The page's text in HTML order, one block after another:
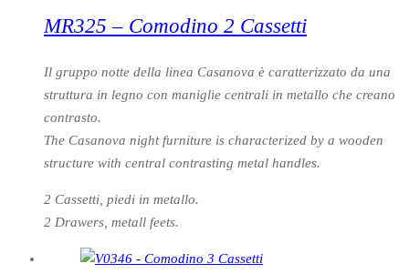
MR325 – Comodino 2 Cassetti
Il gruppo notte della linea Casanova è caratterizzato da una
struttura in legno con maniglie centrali in metallo che creano
contrasto.
The Casanova night furniture is characterized by a wooden
structure with central contrasting metal handles.
2 Cassetti, piedi in metallo.
2 Drawers, metall feets.